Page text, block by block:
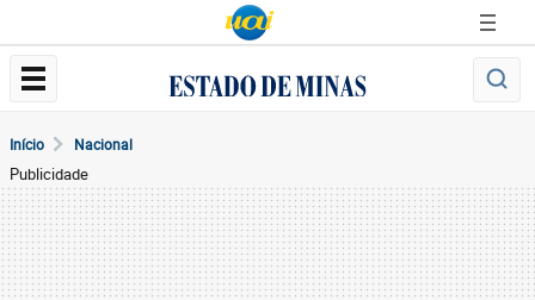
Início Nacional
Publicidade